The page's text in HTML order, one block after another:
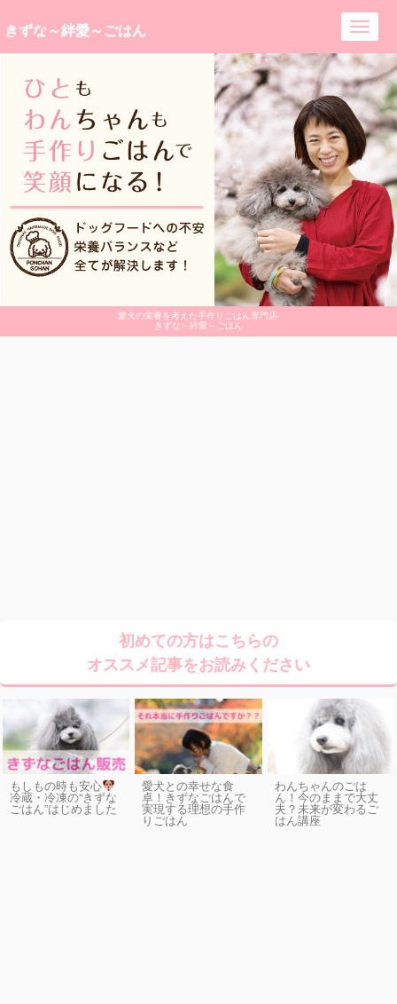
愛犬の栄養を考えた手作りごはん専門店-
きずな～絆愛～ごはん
きずな～絆愛～ごはん
初めての方はこちらの
オススメ記事をお読みください
もしもの時も安心
冷蔵・冷凍の“きずな
ごはん”はじめました
愛犬との幸せな食
卓！きずなごはんで
実現する理想の手作
りごはん
わんちゃんのごは
ん！今のままで大丈
夫？未来が変わるご
はん講座